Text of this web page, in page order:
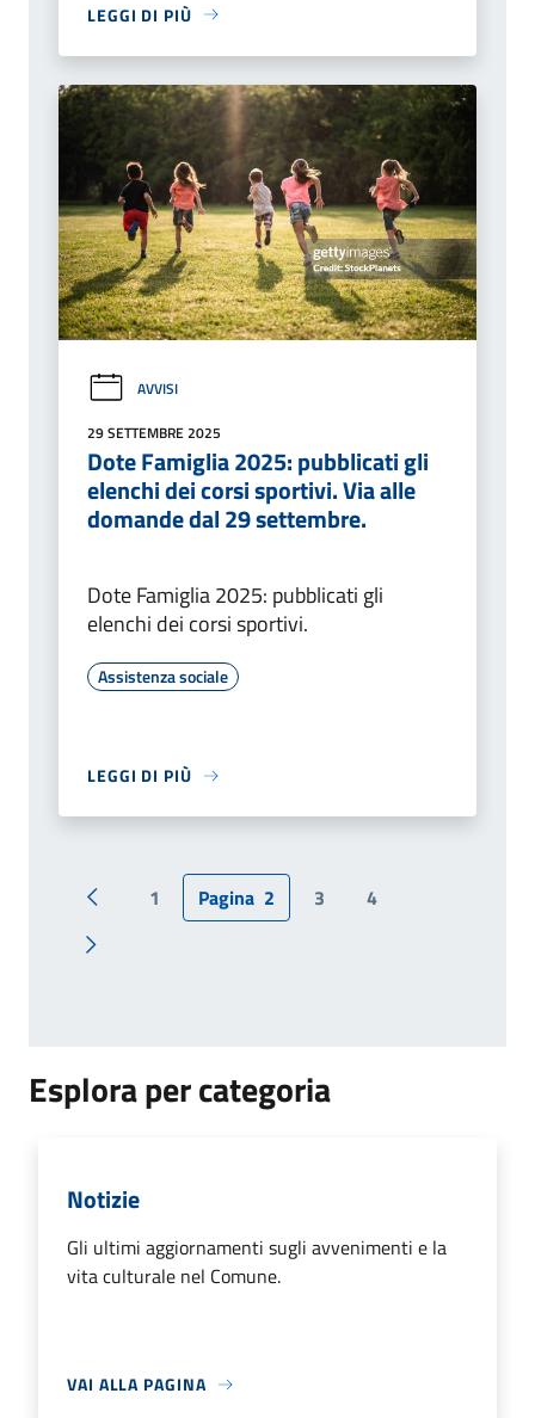
LEGGI DI PIÙ
AVVISI
29 SETTEMBRE 2025
Dote Famiglia 2025: pubblicati gli
elenchi dei corsi sportivi. Via alle
domande dal 29 settembre.
Dote Famiglia 2025: pubblicati gli
elenchi dei corsi sportivi.
Assistenza sociale
LEGGI DI PIÙ
Pagina precedente
1 Pagina 2 3 4
Pagina successiva
Esplora per categoria
Notizie
Gli ultimi aggiornamenti sugli avvenimenti e la
vita culturale nel Comune.
VAI ALLA PAGINA